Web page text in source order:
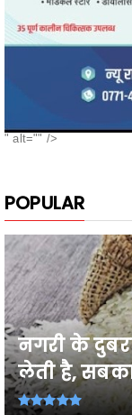
POPULAR
नगरी के
लेती है,